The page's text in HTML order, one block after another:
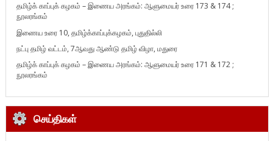
தமிழ்க் காப்புக் கழகம் – இணைய அரங்கம்: ஆளுமையர் உரை 173 & 174 ;
நூலரங்கம்
இணைய உரை 10, தமிழ்க்காப்புக்கழகம், புதுதில்லி
நட்பு தமிழ் வட்டம், 7ஆவது ஆண்டு தமிழ் விழா, மதுரை
தமிழ்க் காப்புக் கழகம் – இணைய அரங்கம்: ஆளுமையர் உரை 171 & 172 ;
நூலரங்கம்
செய்திகள்